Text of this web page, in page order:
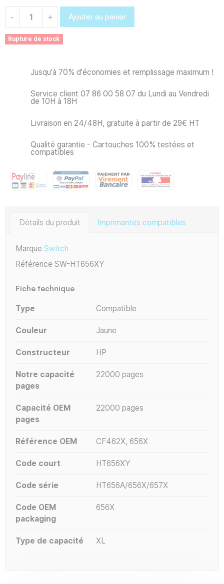
- + Ajouter au panier
Rupture de stock
Jusqu'à 70% d'économies et remplissage maximum !
Service client 07 86 00 58 07 du Lundi au Vendredi
de 10H à 18H
Livraison en 24/48H, gratuite à partir de 29€ HT
Qualité garantie - Cartouches 100% testées et
compatibles
Détails du produit Imprimantes compatibles
Marque Switch
Référence SW-HT656XY
Fiche technique
Type Compatible
Couleur Jaune
Constructeur HP
Notre capacité
pages
22000 pages
Capacité OEM
pages
22000 pages
Référence OEM CF462X, 656X
Code court HT656XY
Code série HT656A/656X/657X
Code OEM
packaging
656X
Type de capacité XL